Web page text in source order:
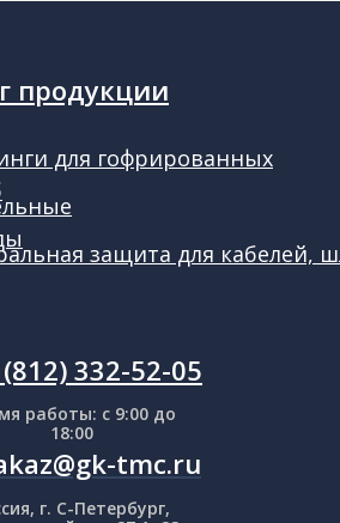
работы: с 9:00 до
18:00
г. С-Петербург,
tmc.ru
8 (812) 332-52-05
продукции
защита для кабелей,
для гофрированных